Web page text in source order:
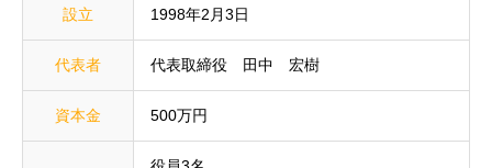
設立 1998年2月3日
代表者 代表取締役 田中 宏樹
資本金 500万円